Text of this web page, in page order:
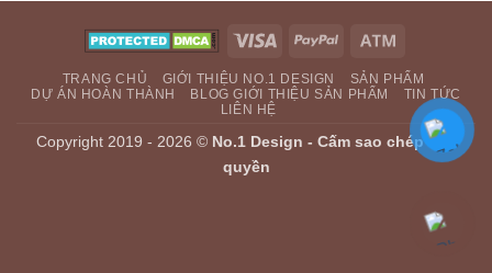
Visa PayPal
TRANG CHỦ GIỚI THIỆU NO.1 DESIGN
SẢN PHẨM
DỰ ÁN HOÀN THÀNH
BLOG GIỚI THIỆU SẢN PHẨM
TIN TỨC
LIÊN HỆ
Copyright 2019 - 2026 © No.1 Design - Cấm sao chép bản
quyền